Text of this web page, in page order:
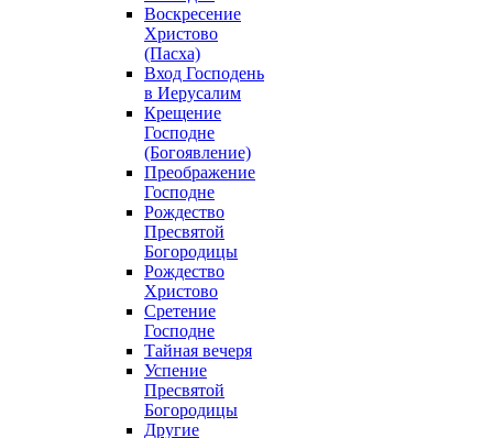
Воскресение
Христово
(Пасха)
Вход Господень
в Иерусалим
Крещение
Господне
(Богоявление)
Преображение
Господне
Рождество
Пресвятой
Богородицы
Рождество
Христово
Сретение
Господне
Тайная вечеря
Успение
Пресвятой
Богородицы
Другие